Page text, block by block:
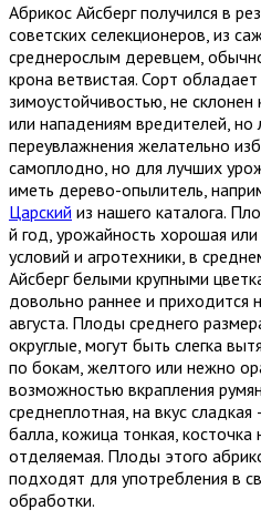
Абрикос Айсберг получился в
советских селекционеров, из
среднерослым деревцем,
крона ветвистая. Сорт
зимоустойчивостью, не
или нападениям вредителей, но
переувлажнения желательно
самоплодно, но для лучших
иметь дерево-опылитель,
Царский из нашего каталога.
й год, урожайность хорошая
условий и агротехники, в
Айсберг белыми крупными
довольно раннее и приходится
августа. Плоды среднего
округлые, могут быть слегка
по бокам, желтого или нежно
возможностью вкрапления
среднеплотная, на вкус
балла, кожица тонкая, косточка
отделяемая. Плоды этого
подходят для употребления в
обработки.